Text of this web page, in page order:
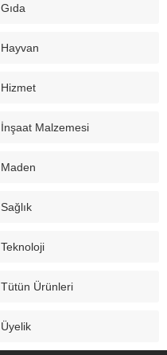
Gıda
Hayvan
Hizmet
İnşaat Malzemesi
Maden
Sağlık
Teknoloji
Tütün Ürünleri
Üyelik